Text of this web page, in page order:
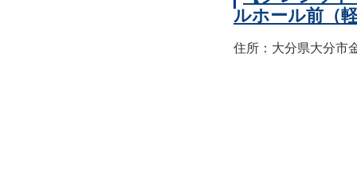
ルホール前（
住所：大分県大分市